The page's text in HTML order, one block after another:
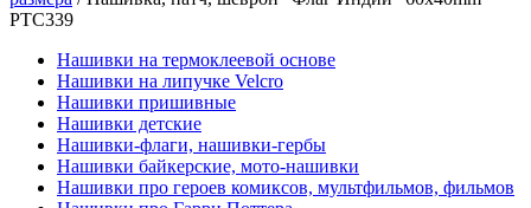
PTC339
Нашивки на термоклеевой основе
Нашивки на липучке Velcro
Нашивки пришивные
Нашивки детские
Нашивки-флаги, нашивки-гербы
Нашивки байкерские, мото-нашивки
Нашивки про героев комиксов, мультфильмов, фильмов